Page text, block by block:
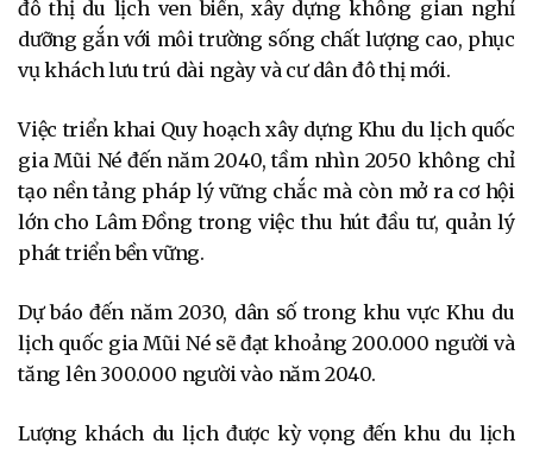
đô thị du lịch ven biển, xây dựng không gian nghỉ
dưỡng gắn với môi trường sống chất lượng cao, phục
vụ khách lưu trú dài ngày và cư dân đô thị mới.
Việc triển khai Quy hoạch xây dựng Khu du lịch quốc
gia Mũi Né đến năm 2040, tầm nhìn 2050 không chỉ
tạo nền tảng pháp lý vững chắc mà còn mở ra cơ hội
lớn cho Lâm Đồng trong việc thu hút đầu tư, quản lý
phát triển bền vững.
Dự báo đến năm 2030, dân số trong khu vực Khu du
lịch quốc gia Mũi Né sẽ đạt khoảng 200.000 người và
tăng lên 300.000 người vào năm 2040.
Lượng khách du lịch được kỳ vọng đến khu du lịch